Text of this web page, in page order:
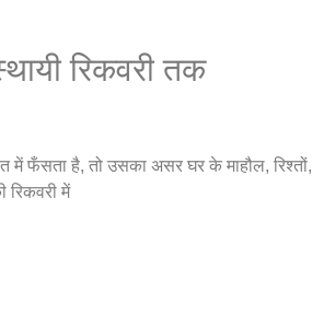
रिकवरी तक
में फँसता है, तो उसका असर घर के माहौल, रिश्तों,
रिकवरी में